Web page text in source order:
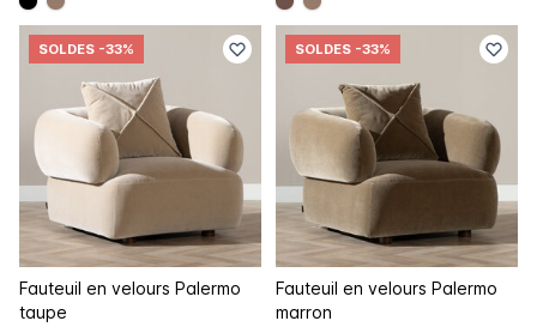
#000000
#967b6a #6e5148
#967b6a
SOLDES -33%
Fauteuil en velours Palermo
taupe
SOLDES -33%
Fauteuil en velours Palermo
marron